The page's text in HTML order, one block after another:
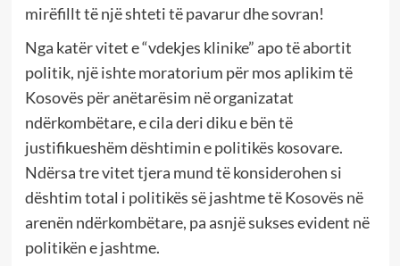
mirëfillt të një shteti të pavarur dhe sovran!
Nga katër vitet e “vdekjes klinike” apo të abortit
politik, një ishte moratorium për mos aplikim të
Kosovës për anëtarësim në organizatat
ndërkombëtare, e cila deri diku e bën të
justifikueshëm dështimin e politikës kosovare.
Ndërsa tre vitet tjera mund të konsiderohen si
dështim total i politikës së jashtme të Kosovës në
arenën ndërkombëtare, pa asnjë sukses evident në
politikën e jashtme.